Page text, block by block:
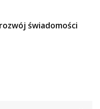
świadomości